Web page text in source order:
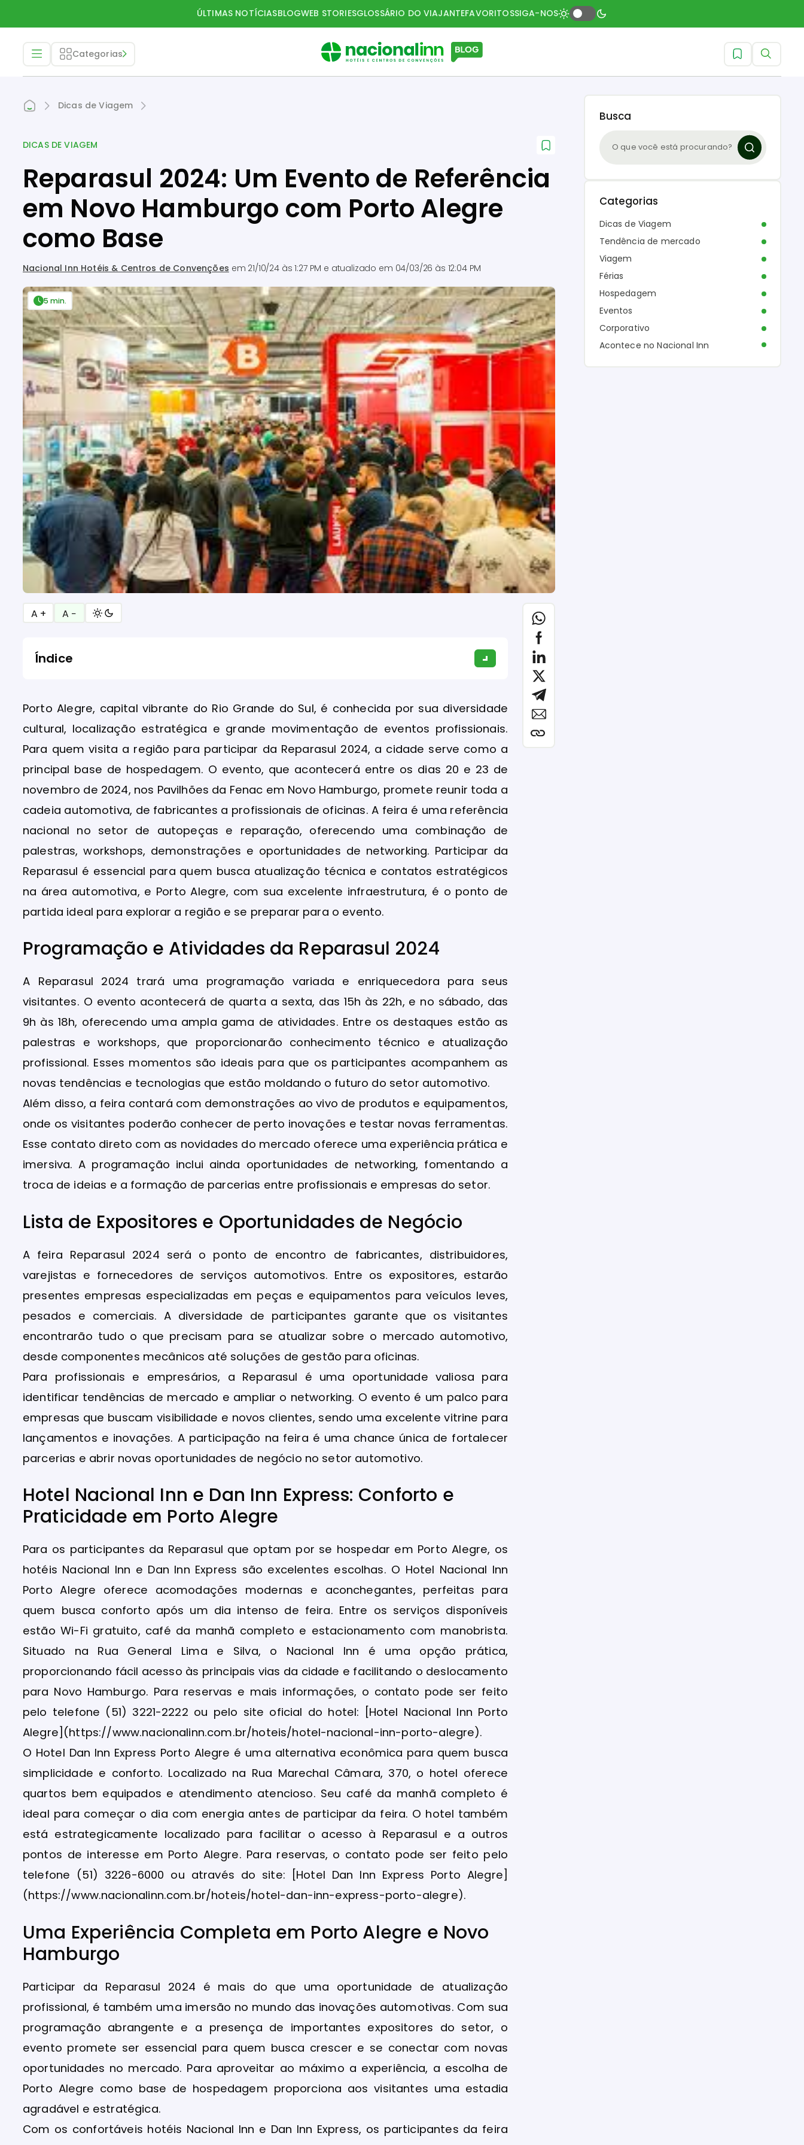
ÚLTIMAS NOTÍCIASBLOGWEB STORIESGLOSSÁRIO DO VIAJANTEFAVORITOSSIGA-NOS
Categorias
Dicas de Viagem
DICAS DE VIAGEM
Reparasul 2024: Um Evento de Referência
em Novo Hamburgo com Porto Alegre
como Base
Nacional Inn Hotéis & Centros de Convenções em 21/10/24 às 1:27 PM e atualizado em 04/03/26 às 12:04 PM
5 min.
A + A −
Índice
Porto Alegre, capital vibrante do Rio Grande do Sul, é conhecida por sua diversidade
cultural, localização estratégica e grande movimentação de eventos profissionais.
Para quem visita a região para participar da Reparasul 2024, a cidade serve como a
principal base de hospedagem. O evento, que acontecerá entre os dias 20 e 23 de
novembro de 2024, nos Pavilhões da Fenac em Novo Hamburgo, promete reunir toda a
cadeia automotiva, de fabricantes a profissionais de oficinas. A feira é uma referência
nacional no setor de autopeças e reparação, oferecendo uma combinação de
palestras, workshops, demonstrações e oportunidades de networking. Participar da
Reparasul é essencial para quem busca atualização técnica e contatos estratégicos
na área automotiva, e Porto Alegre, com sua excelente infraestrutura, é o ponto de
partida ideal para explorar a região e se preparar para o evento.
Programação e Atividades da Reparasul 2024
A Reparasul 2024 trará uma programação variada e enriquecedora para seus
visitantes. O evento acontecerá de quarta a sexta, das 15h às 22h, e no sábado, das
9h às 18h, oferecendo uma ampla gama de atividades. Entre os destaques estão as
palestras e workshops, que proporcionarão conhecimento técnico e atualização
profissional. Esses momentos são ideais para que os participantes acompanhem as
novas tendências e tecnologias que estão moldando o futuro do setor automotivo.
Além disso, a feira contará com demonstrações ao vivo de produtos e equipamentos,
onde os visitantes poderão conhecer de perto inovações e testar novas ferramentas.
Esse contato direto com as novidades do mercado oferece uma experiência prática e
imersiva. A programação inclui ainda oportunidades de networking, fomentando a
troca de ideias e a formação de parcerias entre profissionais e empresas do setor.
Lista de Expositores e Oportunidades de Negócio
A feira Reparasul 2024 será o ponto de encontro de fabricantes, distribuidores,
varejistas e fornecedores de serviços automotivos. Entre os expositores, estarão
presentes empresas especializadas em peças e equipamentos para veículos leves,
pesados e comerciais. A diversidade de participantes garante que os visitantes
encontrarão tudo o que precisam para se atualizar sobre o mercado automotivo,
desde componentes mecânicos até soluções de gestão para oficinas.
Para profissionais e empresários, a Reparasul é uma oportunidade valiosa para
identificar tendências de mercado e ampliar o networking. O evento é um palco para
empresas que buscam visibilidade e novos clientes, sendo uma excelente vitrine para
lançamentos e inovações. A participação na feira é uma chance única de fortalecer
parcerias e abrir novas oportunidades de negócio no setor automotivo.
Hotel Nacional Inn e Dan Inn Express: Conforto e
Praticidade em Porto Alegre
Para os participantes da Reparasul que optam por se hospedar em Porto Alegre, os
hotéis Nacional Inn e Dan Inn Express são excelentes escolhas. O Hotel Nacional Inn
Porto Alegre oferece acomodações modernas e aconchegantes, perfeitas para
quem busca conforto após um dia intenso de feira. Entre os serviços disponíveis
estão Wi-Fi gratuito, café da manhã completo e estacionamento com manobrista.
Situado na Rua General Lima e Silva, o Nacional Inn é uma opção prática,
proporcionando fácil acesso às principais vias da cidade e facilitando o deslocamento
para Novo Hamburgo. Para reservas e mais informações, o contato pode ser feito
pelo telefone (51) 3221-2222 ou pelo site oficial do hotel: [Hotel Nacional Inn Porto
Alegre](https://www.nacionalinn.com.br/hoteis/hotel-nacional-inn-porto-alegre).
O Hotel Dan Inn Express Porto Alegre é uma alternativa econômica para quem busca
simplicidade e conforto. Localizado na Rua Marechal Câmara, 370, o hotel oferece
quartos bem equipados e atendimento atencioso. Seu café da manhã completo é
ideal para começar o dia com energia antes de participar da feira. O hotel também
está estrategicamente localizado para facilitar o acesso à Reparasul e a outros
pontos de interesse em Porto Alegre. Para reservas, o contato pode ser feito pelo
telefone (51) 3226-6000 ou através do site: [Hotel Dan Inn Express Porto Alegre]
(https://www.nacionalinn.com.br/hoteis/hotel-dan-inn-express-porto-alegre).
Uma Experiência Completa em Porto Alegre e Novo
Hamburgo
Participar da Reparasul 2024 é mais do que uma oportunidade de atualização
profissional, é também uma imersão no mundo das inovações automotivas. Com sua
programação abrangente e a presença de importantes expositores do setor, o
evento promete ser essencial para quem busca crescer e se conectar com novas
oportunidades no mercado. Para aproveitar ao máximo a experiência, a escolha de
Porto Alegre como base de hospedagem proporciona aos visitantes uma estadia
agradável e estratégica.
Com os confortáveis hotéis Nacional Inn e Dan Inn Express, os participantes da feira
Busca
Categorias
Dicas de Viagem
Tendência de mercado
Viagem
Férias
Hospedagem
Eventos
Corporativo
Acontece no Nacional Inn